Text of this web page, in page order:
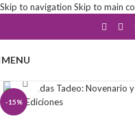
Skip to navigation Skip to main
MENU
-15%
Click to enlarge